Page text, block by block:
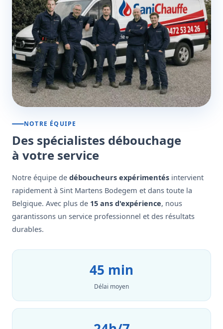
NOTRE ÉQUIPE
Des spécialistes débouchage
à votre service
Notre équipe de déboucheurs expérimentés intervient
rapidement à Sint Martens Bodegem et dans toute la
Belgique. Avec plus de 15 ans d'expérience, nous
garantissons un service professionnel et des résultats
durables.
45 min
Délai moyen